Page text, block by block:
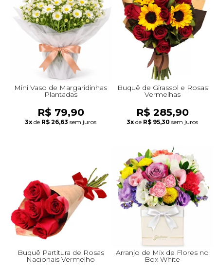
+Presentes com Flores
+Presentes por Ocasião
+Presentes para Família
+Presentes para Todos
+Tipo de Cesta
+Tipos de Buquês
+Tipos de Arranjos
+Tipos de Flores
+Por Cores
+Cidades do Sul
+Cidades do Sudeste
+Cidades do Norte
+Cidades do Nordeste
Mini Vaso de Margaridinhas
Plantadas
R$ 79,90
3x de R$ 26,63 sem juros
Buquê de Girassol e Rosas
Vermelhas
R$ 285,90
3x de R$ 95,30 sem juros
Buquê Partitura de Rosas
Nacionais Vermelho
Arranjo de Mix de Flores no
Box White